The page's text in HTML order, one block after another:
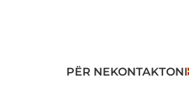
PËR NEKONTAKTONI